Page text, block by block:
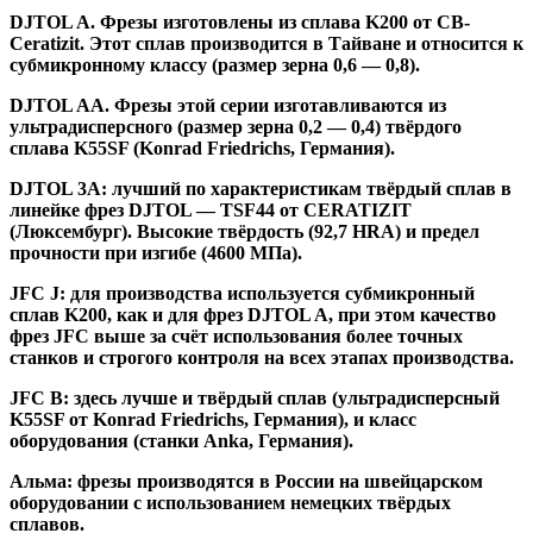
DJTOL A. Фрезы изготовлены из сплава K200 от CB-
Ceratizit. Этот сплав производится в Тайване и относится к
субмикронному классу (размер зерна 0,6 — 0,8).
DJTOL AA. Фрезы этой серии изготавливаются из
ультрадисперсного (размер зерна 0,2 — 0,4) твёрдого
сплава K55SF (Konrad Friedrichs, Германия).
DJTOL 3A: лучший по характеристикам твёрдый сплав в
линейке фрез DJTOL — TSF44 от CERATIZIT
(Люксембург). Высокие твёрдость (92,7 HRA) и предел
прочности при изгибе (4600 МПа).
JFC J: для производства используется субмикронный
сплав K200, как и для фрез DJTOL A, при этом качество
фрез JFC выше за счёт использования более точных
станков и строгого контроля на всех этапах производства.
JFC B: здесь лучше и твёрдый сплав (ультрадисперсный
K55SF от Konrad Friedrichs, Германия), и класс
оборудования (станки Anka, Германия).
Альма: фрезы производятся в России на швейцарском
оборудовании с использованием немецких твёрдых
сплавов.